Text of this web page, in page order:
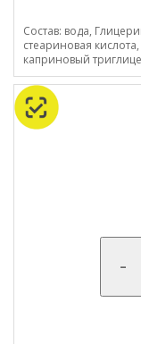
Состав: вода,
стеариновая
каприновый
-